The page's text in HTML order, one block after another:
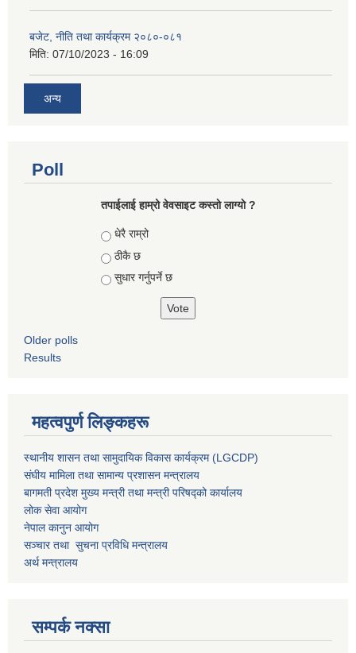
बजेट, नीति तथा कार्यक्रम २०८०-०८१
मिति: 07/10/2023 - 16:09
अन्य
Poll
तपाईलाई हाम्रो वेवसाइट कस्ताे लाग्याे ?
Choices
धेरै राम्रो
ठीकै छ
सुधार गर्नुपर्ने छ
Older polls
Results
महत्वपुर्ण लिङ्कहरू
स्थानीय शासन तथा सामुदायिक विकास कार्यक्रम (LGCDP)
संघीय मामिला तथा सामान्य प्रशासन मन्त्रालय
बागमती प्रदेश मुख्य मन्त्री तथा मन्त्री परिषद्को कार्यालय
लोक सेवा आयोग
नेपाल कानुन आयोग
सञ्चार तथा सुचना प्रविधि मन्त्रालय
अर्थ मन्त्रालय
सम्पर्क नक्सा